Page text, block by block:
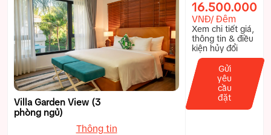
Villa Garden View (3
phòng ngủ)
Thông tin
16.500.000
VNĐ/ Đêm
Xem chi tiết giá,
thông tin & điều
kiện hủy đổi
Gửi
yêu
cầu
đặt